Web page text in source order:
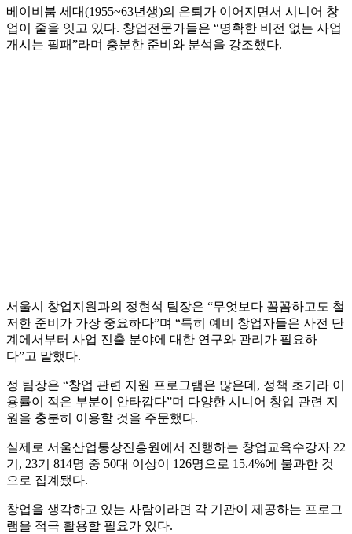
베이비붐 세대(1955~63년생)의 은퇴가 이어지면서 시니어 창
업이 줄을 잇고 있다. 창업전문가들은 “명확한 비전 없는 사업
개시는 필패”라며 충분한 준비와 분석을 강조했다.
서울시 창업지원과의 정현석 팀장은 “무엇보다 꼼꼼하고도 철
저한 준비가 가장 중요하다”며 “특히 예비 창업자들은 사전 단
계에서부터 사업 진출 분야에 대한 연구와 관리가 필요하
다”고 말했다.
정 팀장은 “창업 관련 지원 프로그램은 많은데, 정책 초기라 이
용률이 적은 부분이 안타깝다”며 다양한 시니어 창업 관련 지
원을 충분히 이용할 것을 주문했다.
실제로 서울산업통상진흥원에서 진행하는 창업교육수강자 22
기, 23기 814명 중 50대 이상이 126명으로 15.4%에 불과한 것
으로 집계됐다.
창업을 생각하고 있는 사람이라면 각 기관이 제공하는 프로그
램을 적극 활용할 필요가 있다.